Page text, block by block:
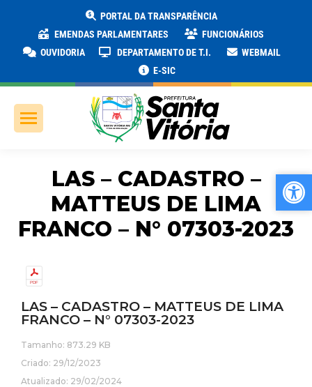
PORTAL DA TRANSPARÊNCIA
EMENDAS PARLAMENTARES
FUNCIONÁRIOS
OUVIDORIA
DEPARTAMENTO DE T.I.
WEBMAIL
E-SIC
LAS – CADASTRO –
MATTEUS DE LIMA
FRANCO – N° 07303-2023
LAS – CADASTRO – MATTEUS DE LIMA
FRANCO – N° 07303-2023
Tamanho: 873.29 KB
Criado: 29/12/2023
Atualizado: 29/02/2024